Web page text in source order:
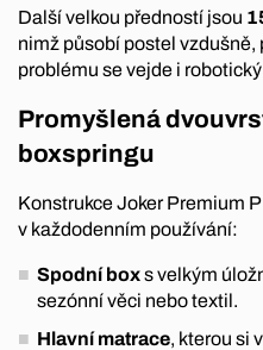
Další velkou předností jsou
nimž působí postel vzdušně,
problému se vejde i
Promyšlená
boxspringu
Konstrukce Joker Premium
v každodenním používání:
Spodní boxs velkým
sezónní věci nebo textil.
Hlavní matrace, kterou si